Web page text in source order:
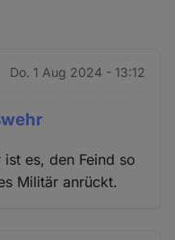
Do. 1 Aug 2024 - 13:12
es, den Feind so
Militär anrückt.